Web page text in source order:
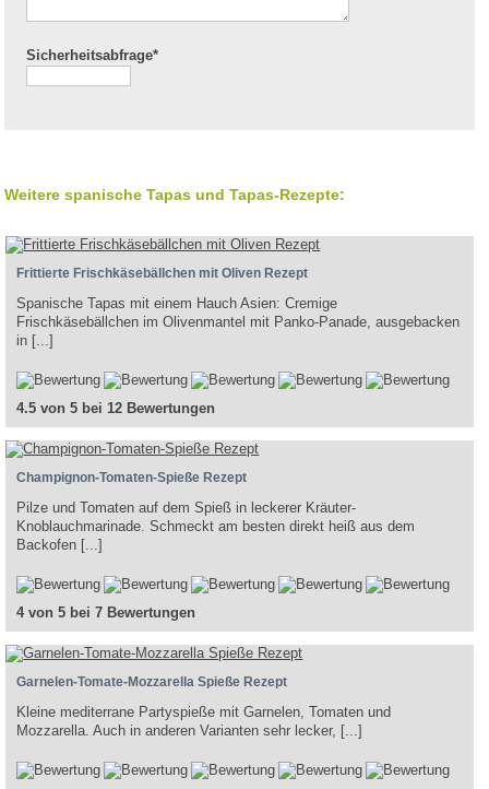
Sicherheitsabfrage*
Weitere spanische Tapas und Tapas-Rezepte:
Frittierte Frischkäsebällchen mit Oliven Rezept
Spanische Tapas mit einem Hauch Asien: Cremige
Frischkäsebällchen im Olivenmantel mit Panko-Panade, ausgebacken
in [...]
4.5 von 5 bei 12 Bewertungen
Champignon-Tomaten-Spieße Rezept
Pilze und Tomaten auf dem Spieß in leckerer Kräuter-
Knoblauchmarinade. Schmeckt am besten direkt heiß aus dem
Backofen [...]
4 von 5 bei 7 Bewertungen
Garnelen-Tomate-Mozzarella Spieße Rezept
Kleine mediterrane Partyspieße mit Garnelen, Tomaten und
Mozzarella. Auch in anderen Varianten sehr lecker, [...]